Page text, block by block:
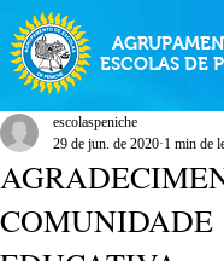
ESCOLAS DE
COMUNIDADE
escolaspeniche
29 de jun. de 2020 1 min de